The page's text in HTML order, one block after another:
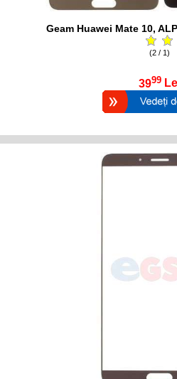
Geam Huawei Mate 10,
(2 / 1)
3999